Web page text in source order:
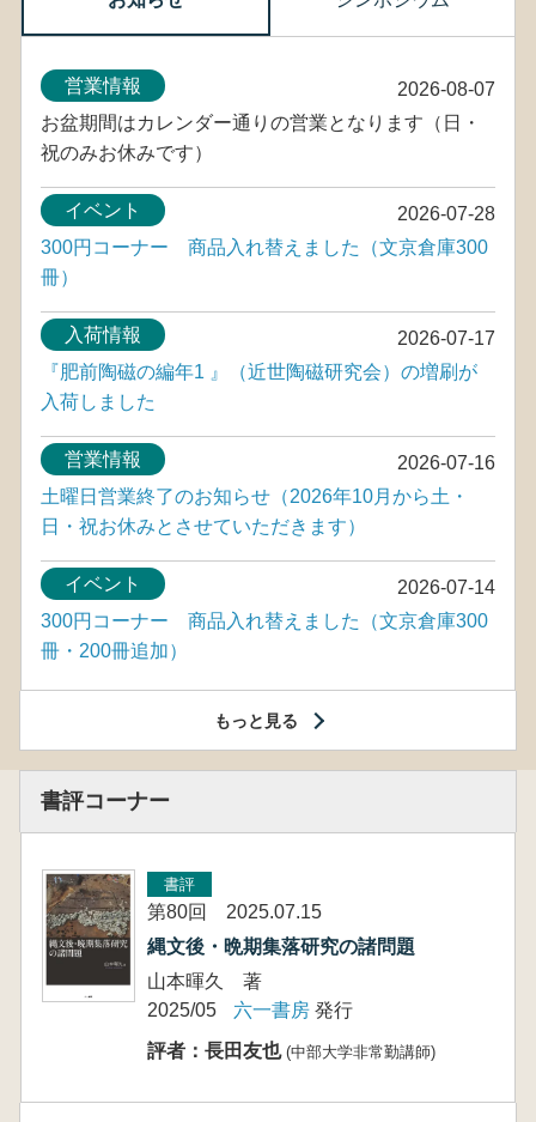
2026-08-07
営業情報
お盆期間はカレンダー通りの営業となります（日・
祝のみお休みです）
2026-07-28
イベント
300円コーナー 商品入れ替えました（文京倉庫300
冊）
2026-07-17
入荷情報
『肥前陶磁の編年1 』（近世陶磁研究会）の増刷が
入荷しました
2026-07-16
営業情報
土曜日営業終了のお知らせ（2026年10月から土・
日・祝お休みとさせていただきます）
2026-07-14
イベント
300円コーナー 商品入れ替えました（文京倉庫300
冊・200冊追加）
もっと見る
書評コーナー
書評
第80回 2025.07.15
縄文後・晩期集落研究の諸問題
山本暉久 著
2025/05
六一書房 発行
評者：長田友也 (中部大学非常勤講師)